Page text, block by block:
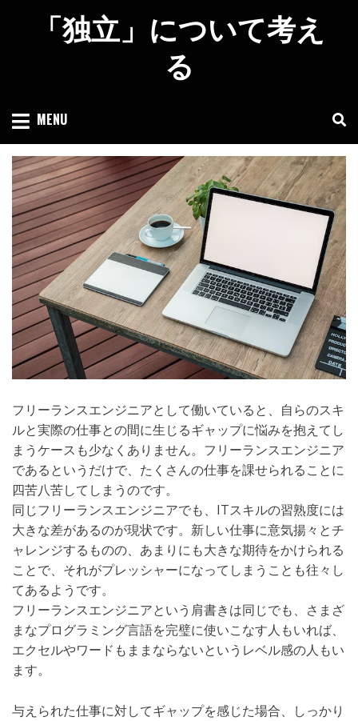
「独立」について考え
る
MENU
フリーランスエンジニアとして働いていると、自らのスキ
ルと実際の仕事との間に生じるギャップに悩みを抱えてし
まうケースも少なくありません。フリーランスエンジニア
であるというだけで、たくさんの仕事を課せられることに
四苦八苦してしまうのです。
同じフリーランスエンジニアでも、ITスキルの習熟度には
大きな差があるのが現状です。新しい仕事に意気揚々とチ
ャレンジするものの、あまりにも大きな期待をかけられる
ことで、それがプレッシャーになってしまうことも往々し
てあるようです。
フリーランスエンジニアという肩書きは同じでも、さまざ
まなプログラミング言語を完璧に使いこなす人もいれば、
エクセルやワードもままならないというレベル感の人もい
ます。
与えられた仕事に対してギャップを感じた場合、しっかり